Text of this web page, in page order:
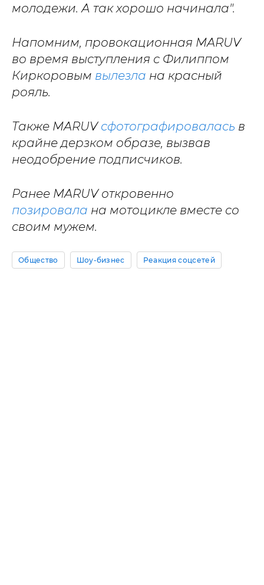
молодежи. А так хорошо начинала".
Напомним, провокационная MARUV
во время выступления с Филиппом
Киркоровым вылезла на красный
рояль.
Также MARUVсфотографировалась в
крайне дерзком образе, вызвав
неодобрение подписчиков.
Ранее MARUV откровенно
позировала на мотоцикле вместе со
своим мужем.
Общество Шоу-бизнес Реакция соцсетей